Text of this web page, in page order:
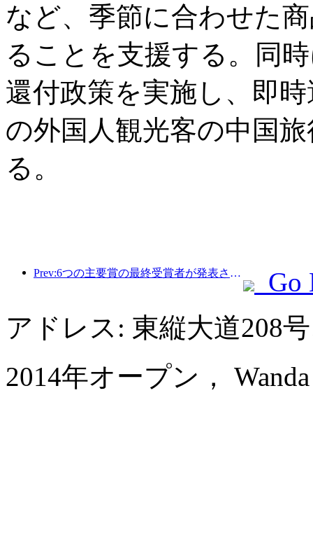
など、季節に合わせた
ることを支援する。同
還付政策を実施し、即
の外国人観光客の中国
る。
Prev:6つの主要賞の最終受賞者が発表され、100を超えるホテルや企業が年間賞を受賞しました。
Go
アドレス: 東縦大道208
2014年オープン，